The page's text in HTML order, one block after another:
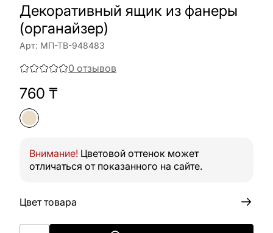
Декоративный ящик из фанеры
(органайзер)
Арт: МП-ТВ-948483
0 отзывов
760 ₸
Внимание! Цветовой оттенок может
отличаться от показанного на сайте.
Цвет товара